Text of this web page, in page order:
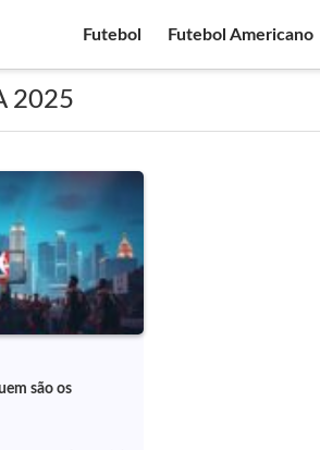
Futebol Futebol Americano
2025
são os